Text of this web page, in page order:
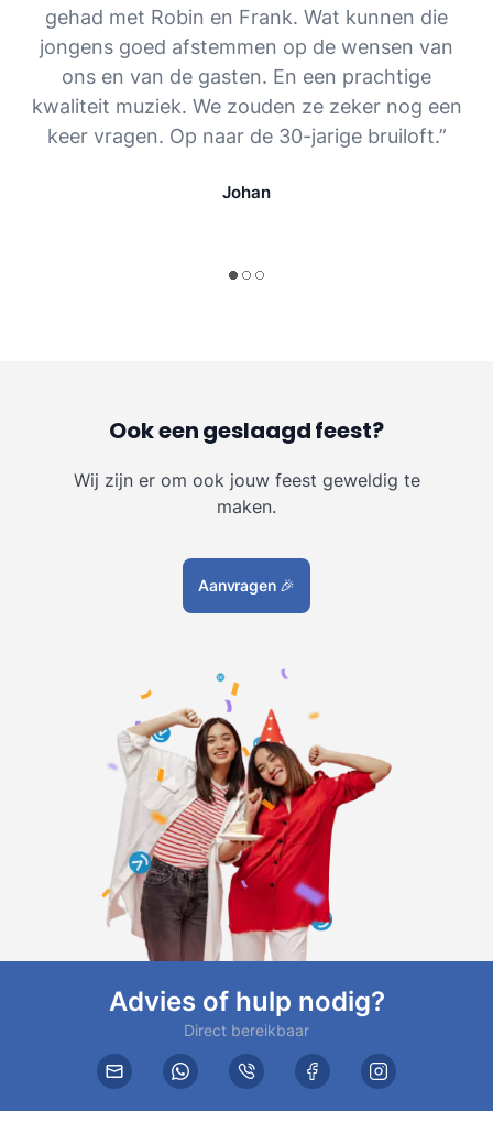
gehad met Robin en Frank. Wat kunnen die
jongens goed afstemmen op de wensen van
ons en van de gasten. En een prachtige
kwaliteit muziek. We zouden ze zeker nog een
keer vragen. Op naar de 30-jarige bruiloft.”
Johan
Ook een geslaagd feest?
Wij zijn er om ook jouw feest geweldig te
maken.
Aanvragen 🎉
Advies of hulp nodig?
Direct bereikbaar